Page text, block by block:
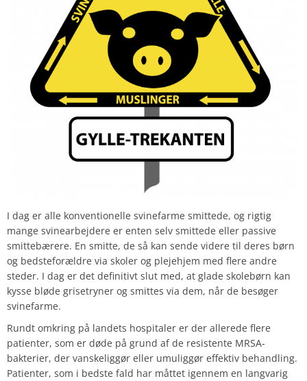
I dag er alle konventionelle svinefarme smittede, og rigtig
mange svinearbejdere er enten selv smittede eller passive
smittebærere. En smitte, de så kan sende videre til deres børn
og bedsteforældre via skoler og plejehjem med flere andre
steder. I dag er det definitivt slut med, at glade skolebørn kan
kysse bløde grisetryner og smittes via dem, når de besøger
svinefarme.
Rundt omkring på landets hospitaler er der allerede flere
patienter, som er døde på grund af de resistente MRSA-
bakterier, der vanskeliggør eller umuliggør effektiv behandling.
Patienter, som i bedste fald har måttet igennem en langvarig